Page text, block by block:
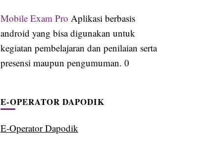
Mobile Exam Pro Aplikasi berbasis
android yang bisa digunakan untuk
kegiatan pembelajaran dan penilaian serta
presensi maupun pengumuman. 0
E-OPERATOR DAPODIK
E-Operator Dapodik